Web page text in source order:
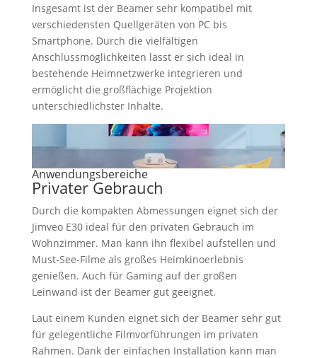
Insgesamt ist der Beamer sehr kompatibel mit
verschiedensten Quellgeräten von PC bis
Smartphone. Durch die vielfältigen
Anschlussmöglichkeiten lässt er sich ideal in
bestehende Heimnetzwerke integrieren und
ermöglicht die großflächige Projektion
unterschiedlichster Inhalte.
Anwendungsbereiche
Privater Gebrauch
Durch die kompakten Abmessungen eignet sich der
Jimveo E30 ideal für den privaten Gebrauch im
Wohnzimmer. Man kann ihn flexibel aufstellen und
Must-See-Filme als großes Heimkinoerlebnis
genießen. Auch für Gaming auf der großen
Leinwand ist der Beamer gut geeignet.
Laut einem Kunden eignet sich der Beamer sehr gut
für gelegentliche Filmvorführungen im privaten
Rahmen. Dank der einfachen Installation kann man